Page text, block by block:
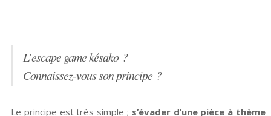
L’escape game késako ?
Connaissez-vous son principe ?
Le principe est très simple ; s’évader d’une pièce à thème